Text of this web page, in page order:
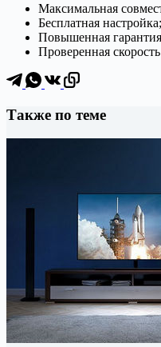
Максимальная
Бесплатная настройка;
Повышенная
Проверенная
Также по теме